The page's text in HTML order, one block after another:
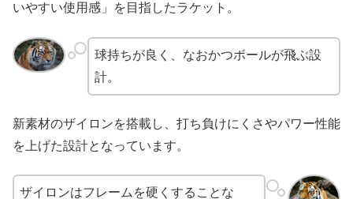
いやすい使用感」を目指したラケット。
球持ちが良く、なおかつボールが飛ぶ設
計。
新素材のザイロンを搭載し、打ち負けにくさやパワー性能
を上げた設計となっています。
ザイロンはフレームを硬くすることな